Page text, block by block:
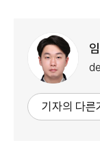
기자의 다른